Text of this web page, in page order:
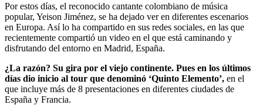
Por estos días, el reconocido cantante colombiano de música
popular, Yeison Jiménez, se ha dejado ver en diferentes escenarios
en Europa. Así lo ha compartido en sus redes sociales, en las que
recientemente compartió un video en el que está caminando y
disfrutando del entorno en Madrid, España.
¿La razón? Su gira por el viejo continente. Pues en los últimos
días dio inicio al tour que denominó ‘Quinto Elemento’, en el
que incluye más de 8 presentaciones en diferentes ciudades de
España y Francia.